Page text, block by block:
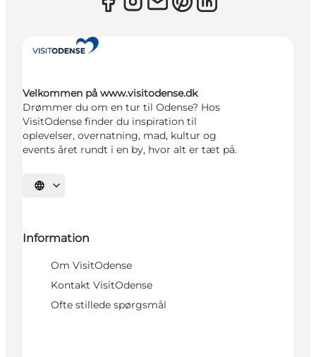
Velkommen på www.visitodense.dk
Drømmer du om en tur til Odense? Hos
VisitOdense finder du inspiration til
oplevelser, overnatning, mad, kultur og
events året rundt i en by, hvor alt er tæt på.
Vælg sprog
Information
Om VisitOdense
Kontakt VisitOdense
Ofte stillede spørgsmål